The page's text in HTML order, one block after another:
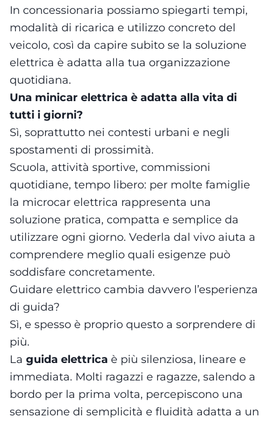
In concessionaria possiamo spiegarti tempi,
modalità di ricarica e utilizzo concreto del
veicolo, così da capire subito se la soluzione
elettrica è adatta alla tua organizzazione
quotidiana.
Una minicar elettrica è adatta alla vita di
tutti i giorni?
Sì, soprattutto nei contesti urbani e negli
spostamenti di prossimità.
Scuola, attività sportive, commissioni
quotidiane, tempo libero: per molte famiglie
la microcar elettrica rappresenta una
soluzione pratica, compatta e semplice da
utilizzare ogni giorno. Vederla dal vivo aiuta a
comprendere meglio quali esigenze può
soddisfare concretamente.
Guidare elettrico cambia davvero l’esperienza
di guida?
Sì, e spesso è proprio questo a sorprendere di
più.
La guida elettrica è più silenziosa, lineare e
immediata. Molti ragazzi e ragazze, salendo a
bordo per la prima volta, percepiscono una
sensazione di semplicità e fluidità adatta a un